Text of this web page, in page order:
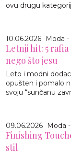
ovu drugu
10.06.2026 Moda -
Letnji hit: 5
nego što jesu
Leto i modni
opušten i pomalo
svoju “sunčanu
09.06.2026 Moda
Finishing
stil